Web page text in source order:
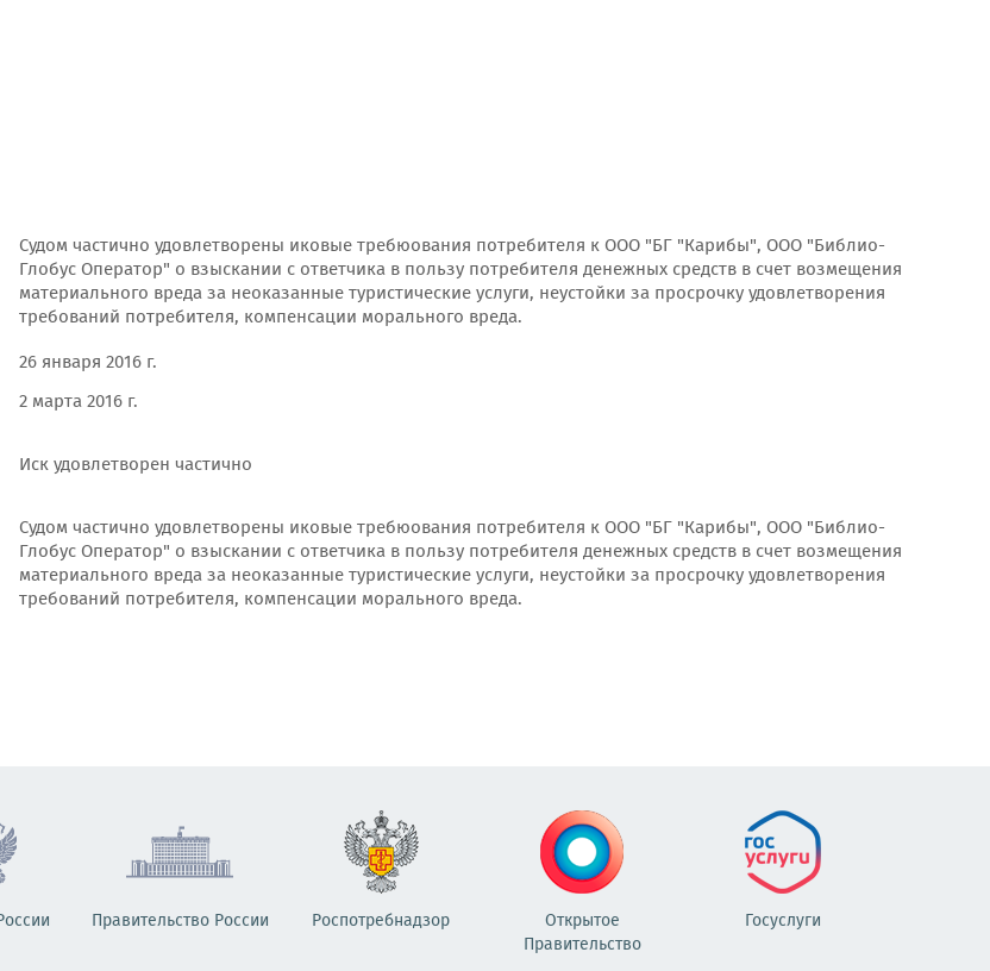
Судом частично удовлетворены иковые требюования потребителя к ООО "БГ "Карибы", ООО "Библио-
Глобус Оператор" о взыскании с ответчика в пользу потребителя денежных средств в счет возмещения
материального вреда за неоказанные туристические услуги, неустойки за просрочку удовлетворения
требований потребителя, компенсации морального вреда.
26 января 2016 г.
2 марта 2016 г.
Иск удовлетворен частично
Судом частично удовлетворены иковые требюования потребителя к ООО "БГ "Карибы", ООО "Библио-
Глобус Оператор" о взыскании с ответчика в пользу потребителя денежных средств в счет возмещения
материального вреда за неоказанные туристические услуги, неустойки за просрочку удовлетворения
требований потребителя, компенсации морального вреда.
Правительство России Роспотребнадзор
Открытое
Правительство
Госуслуги